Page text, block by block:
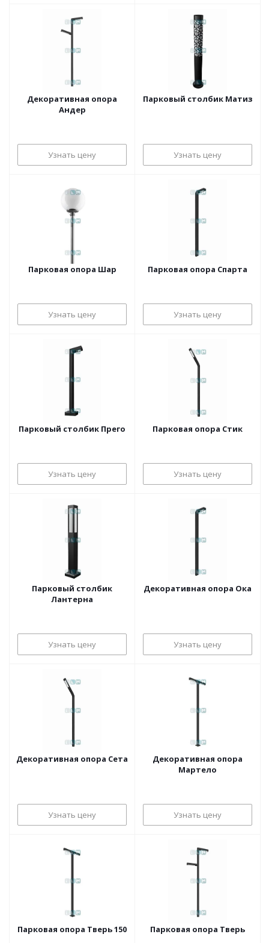
Декоративная опора
Андер
Узнать цену
Парковый столбик Матиз
Узнать цену
Парковая опора Шар
Узнать цену
Парковая опора Спарта
Узнать цену
Парковый столбик Прего
Узнать цену
Парковая опора Стик
Узнать цену
Парковый столбик
Лантерна
Узнать цену
Декоративная опора Ока
Узнать цену
Декоративная опора Сета
Узнать цену
Декоративная опора
Мартело
Узнать цену
Парковая опора Тверь 150 Парковая опора Тверь